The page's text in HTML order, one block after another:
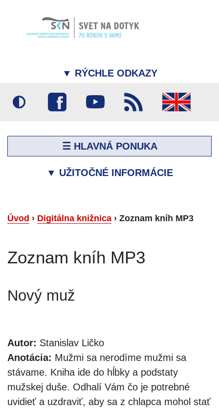
▼ RÝCHLE ODKAZY
☰ HLAVNÁ PONUKA
▼ UŽITOČNÉ INFORMÁCIE
Úvod › Digitálna knižnica › Zoznam kníh MP3
Zoznam kníh MP3
Nový muž
Autor: Stanislav Ličko
Anotácia: Mužmi sa nerodíme mužmi sa
stávame. Kniha ide do hĺbky a podstaty
mužskej duše. Odhalí Vám čo je potrebné
uvidieť a uzdraviť, aby sa z chlapca mohol stať